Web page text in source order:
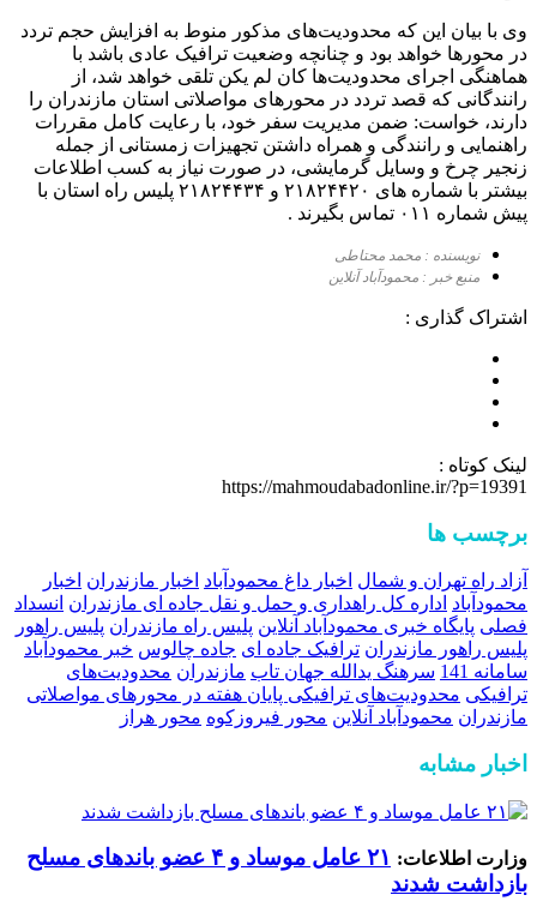
وی با بیان این که محدودیت‌های مذکور منوط به افزایش حجم تردد
در محورها خواهد بود و چنانچه وضعیت ترافیک عادی باشد با
هماهنگی اجرای محدودیت‌ها کان لم یکن تلقی خواهد شد، از
رانندگانی که قصد تردد در محورهای مواصلاتی استان مازندران را
دارند، خواست: ضمن مدیریت سفر خود، با رعایت کامل مقررات
راهنمایی و رانندگی و همراه داشتن تجهیزات زمستانی از جمله
زنجیر چرخ و وسایل گرمایشی، در صورت نیاز به کسب اطلاعات
بیشتر با شماره های ۲۱۸۲۴۴۲۰ و ۲۱۸۲۴۴۳۴ پلیس راه استان با
پیش شماره ۰۱۱ تماس بگیرند .
نویسنده : محمد محتاطی
منبع خبر : محمودآباد آنلاین
اشتراک گذاری :
لینک کوتاه :
https://mahmoudabadonline.ir/?p=19391
برچسب ها
آزاد راه تهران و شمال اخبار داغ محمودآباد اخبار مازندران اخبار
محمودآباد اداره کل راهداری و حمل و نقل جاده ای مازندران انسداد
فصلی پایگاه خبری محمودآباد آنلاین پلیس راه مازندران پلیس راهور
پلیس راهور مازندران ترافیک جاده ای جاده چالوس خبر محمودآباد
سامانه 141
سرهنگ یدالله جهان تاب مازندران محدودیت‌های
ترافیکی محدودیت‌های ترافیکی پایان هفته در محورهای مواصلاتی
مازندران محمودآباد آنلاین محور فیروزکوه محور هراز
اخبار مشابه
وزارت اطلاعات:
۲۱ عامل موساد و ۴ عضو باند‌های مسلح
بازداشت شدند